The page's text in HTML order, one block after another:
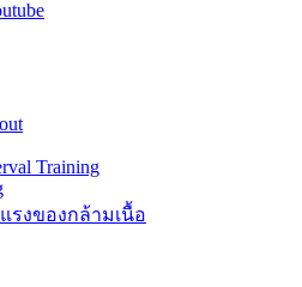
Training
รงของกล้ามเนื้อ